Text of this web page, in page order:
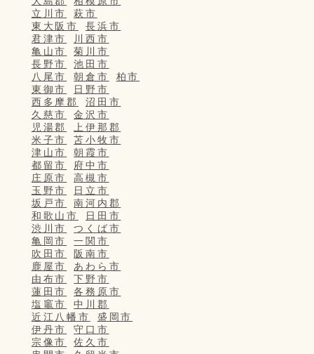
立川市
萩市
東大阪市
長浜市
君津市
川西市
亀山市
菊川市
長野市
池田市
八尾市
朝倉市
柏市
東御市
日野市
西多摩郡
沼田市
久慈市
金沢市
児湯郡
上伊那郡
米子市
苫小牧市
津山市
朝霞市
都留市
府中市
庄原市
高槻市
玉野市
日立市
坂戸市
南河内郡
和歌山市
日田市
渋川市
つくば市
亀岡市
一関市
吹田市
阪南市
鹿屋市
あわら市
由布市
下野市
蓮田市
各務原市
塩竈市
中川郡
近江八幡市
盛岡市
伊丹市
守口市
宗像市
佐久市